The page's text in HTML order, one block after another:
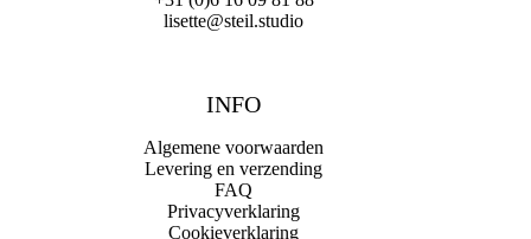
lisette@steil.studio
INFO
Algemene voorwaarden
Levering en verzending
FAQ
Privacyverklaring
Cookieverklaring